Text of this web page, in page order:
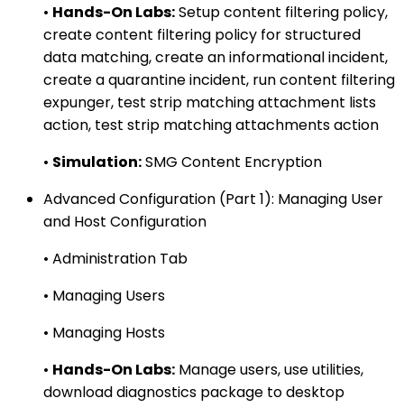
• Hands-On Labs:Setup content filtering policy,
create content filtering policy for structured
data matching, create an informational incident,
create a quarantine incident, run content filtering
expunger, test strip matching attachment lists
action, test strip matching attachments action
• Simulation:SMG Content Encryption
Advanced Configuration (Part 1): Managing User
and Host Configuration
• Administration Tab
• Managing Users
• Managing Hosts
• Hands-On Labs: Manage users, use utilities,
download diagnostics package to desktop